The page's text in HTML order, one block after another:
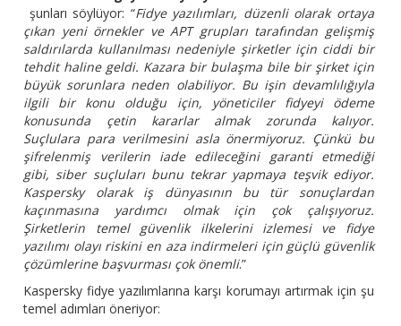
şunları söylüyor: “Fidye yazılımları, düzenli olarak ortaya
çıkan yeni örnekler ve APT grupları tarafından gelişmiş
saldırılarda kullanılması nedeniyle şirketler için ciddi bir
tehdit haline geldi. Kazara bir bulaşma bile bir şirket için
büyük sorunlara neden olabiliyor. Bu işin devamlılığıyla
ilgili bir konu olduğu için, yöneticiler fidyeyi ödeme
konusunda çetin kararlar almak zorunda kalıyor.
Suçlulara para verilmesini asla önermiyoruz. Çünkü bu
şifrelenmiş verilerin iade edileceğini garanti etmediği
gibi, siber suçluları bunu tekrar yapmaya teşvik ediyor.
Kaspersky olarak iş dünyasının bu tür sonuçlardan
kaçınmasına yardımcı olmak için çok çalışıyoruz.
Şirketlerin temel güvenlik ilkelerini izlemesi ve fidye
yazılımı olayı riskini en aza indirmeleri için güçlü güvenlik
çözümlerine başvurması çok önemli.”
Kaspersky fidye yazılımlarına karşı korumayı artırmak için şu
temel adımları öneriyor: